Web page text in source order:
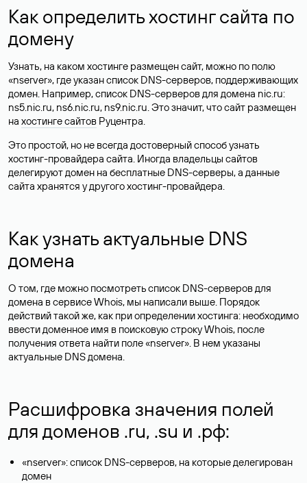
Как определить хостинг сайта по
домену
Узнать, на каком хостинге размещен сайт, можно по полю
«nserver», где указан список DNS-серверов, поддерживающих
домен. Например, список DNS-серверов для домена nic.ru:
ns5.nic.ru, ns6.nic.ru, ns9.nic.ru. Это значит, что сайт размещен
на хостинге сайтов Руцентра.
Это простой, но не всегда достоверный способ узнать
хостинг-провайдера сайта. Иногда владельцы сайтов
делегируют домен на бесплатные DNS-серверы, а данные
сайта хранятся у другого хостинг-провайдера.
Как узнать актуальные DNS
домена
О том, где можно посмотреть список DNS-серверов для
домена в сервисе Whois, мы написали выше. Порядок
действий такой же, как при определении хостинга: необходимо
ввести доменное имя в поисковую строку Whois, после
получения ответа найти поле «nserver». В нем указаны
актуальные DNS домена.
Расшифровка значения полей
для доменов .ru, .su и .рф:
«nserver»: список DNS-серверов, на которые делегирован
домен